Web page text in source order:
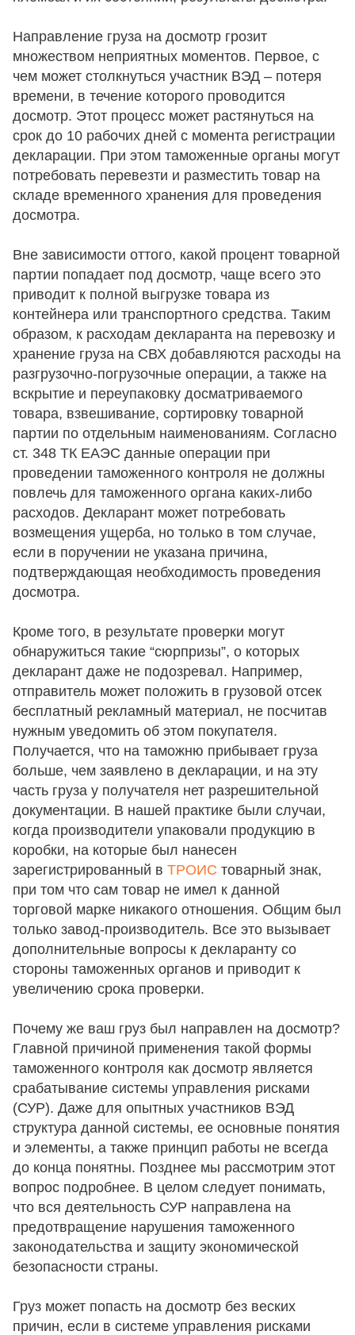
Направление груза на досмотр грозит
множеством неприятных моментов. Первое, с
чем может столкнуться участник ВЭД – потеря
времени, в течение которого проводится
досмотр. Этот процесс может растянуться на
срок до 10 рабочих дней с момента регистрации
декларации. При этом таможенные органы могут
потребовать перевезти и разместить товар на
складе временного хранения для проведения
досмотра.
Вне зависимости оттого, какой процент товарной
партии попадает под досмотр, чаще всего это
приводит к полной выгрузке товара из
контейнера или транспортного средства. Таким
образом, к расходам декларанта на перевозку и
хранение груза на СВХ добавляются расходы на
разгрузочно-погрузочные операции, а также на
вскрытие и переупаковку досматриваемого
товара, взвешивание, сортировку товарной
партии по отдельным наименованиям. Согласно
ст. 348 ТК ЕАЭС данные операции при
проведении таможенного контроля не должны
повлечь для таможенного органа каких-либо
расходов. Декларант может потребовать
возмещения ущерба, но только в том случае,
если в поручении не указана причина,
подтверждающая необходимость проведения
досмотра.
Кроме того, в результате проверки могут
обнаружиться такие “сюрпризы”, о которых
декларант даже не подозревал. Например,
отправитель может положить в грузовой отсек
бесплатный рекламный материал, не посчитав
нужным уведомить об этом покупателя.
Получается, что на таможню прибывает груза
больше, чем заявлено в декларации, и на эту
часть груза у получателя нет разрешительной
документации. В нашей практике были случаи,
когда производители упаковали продукцию в
коробки, на которые был нанесен
зарегистрированный в ТРОИС товарный знак,
при том что сам товар не имел к данной
торговой марке никакого отношения. Общим был
только завод-производитель. Все это вызывает
дополнительные вопросы к декларанту со
стороны таможенных органов и приводит к
увеличению срока проверки.
Почему же ваш груз был направлен на досмотр?
Главной причиной применения такой формы
таможенного контроля как досмотр является
срабатывание системы управления рисками
(СУР). Даже для опытных участников ВЭД
структура данной системы, ее основные понятия
и элементы, а также принцип работы не всегда
до конца понятны. Позднее мы рассмотрим этот
вопрос подробнее. В целом следует понимать,
что вся деятельность СУР направлена на
предотвращение нарушения таможенного
законодательства и защиту экономической
безопасности страны.
Груз может попасть на досмотр без веских
причин, если в системе управления рисками